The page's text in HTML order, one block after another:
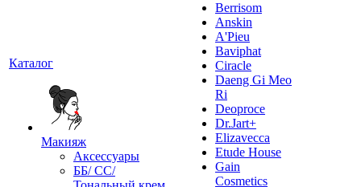
Каталог
Макияж
Аксессуары
ББ/ СС/
Berrisom
Anskin
A'Pieu
Baviphat
Ciracle
Daeng Gi Meo
Ri
Deoproce
Dr.Jart+
Elizavecca
Etude House
Gain
Cosmetics